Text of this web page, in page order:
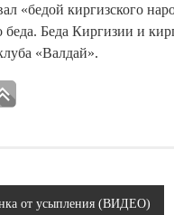
«бедой киргизского
Беда Киргизии и
«Валдай».
от усыпления (ВИДЕО)